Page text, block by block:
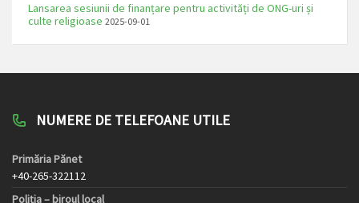
Lansarea sesiunii de finanțare pentru activități de ONG-uri și
culte religioase 2025-09-01
NUMERE DE TELEFOANE UTILE
Primăria Pănet
+40-265-322112
Poliția – biroul local